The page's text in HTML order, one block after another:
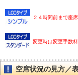
２４時間前まで座
変更時は変更手数料
空席状況の見方／